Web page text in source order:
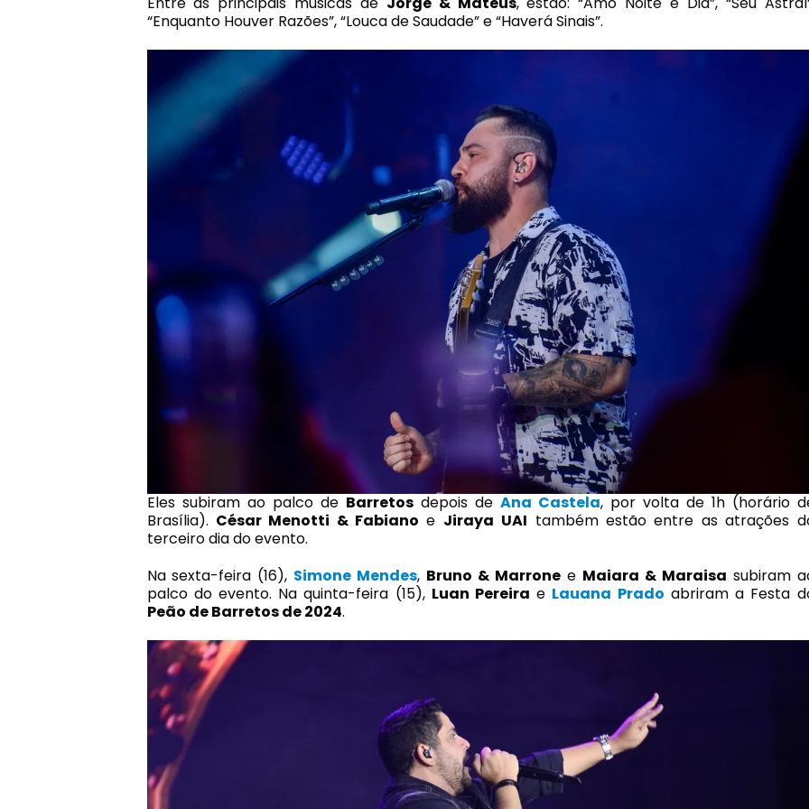
“Enquanto Houver Razões”, “Louca de Saudade” e “Haverá Sinais”.
Eles subiram ao palco de Barretosdepois de Ana Castela, por volta de 1h (horário
Brasília). César Menotti & Fabiano e Jiraya UAI também estão entre as atrações
terceiro dia do evento.
Na sexta-feira (16), Simone Mendes, Bruno & Marrone e Maiara & Maraisa subiram
palco do evento. Na quinta-feira (15), Luan Pereira e Lauana Prado abriram a Festa
Peão de Barretos de 2024.